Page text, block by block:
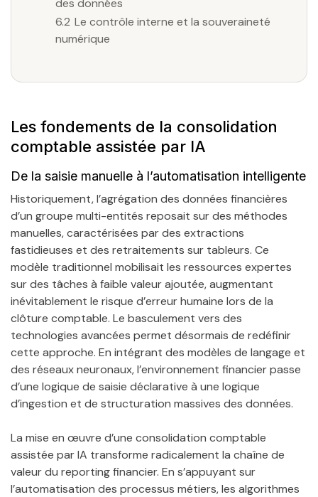
des données
6.2 Le contrôle interne et la souveraineté
numérique
Les fondements de la consolidation
comptable assistée par IA
De la saisie manuelle à l’automatisation intelligente
Historiquement, l’agrégation des données financières
d’un groupe multi-entités reposait sur des méthodes
manuelles, caractérisées par des extractions
fastidieuses et des retraitements sur tableurs. Ce
modèle traditionnel mobilisait les ressources expertes
sur des tâches à faible valeur ajoutée, augmentant
inévitablement le risque d’erreur humaine lors de la
clôture comptable. Le basculement vers des
technologies avancées permet désormais de redéfinir
cette approche. En intégrant des modèles de langage et
des réseaux neuronaux, l’environnement financier passe
d’une logique de saisie déclarative à une logique
d’ingestion et de structuration massives des données.
La mise en œuvre d’une consolidation comptable
assistée par IA transforme radicalement la chaîne de
valeur du reporting financier. En s’appuyant sur
l’automatisation des processus métiers, les algorithmes